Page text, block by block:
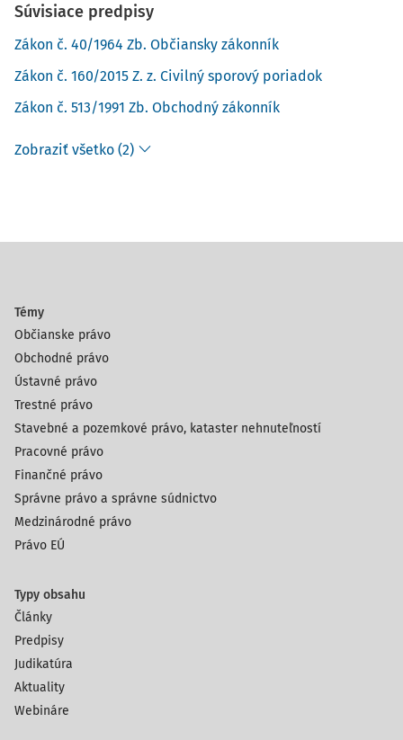
Súvisiace predpisy
Zákon č. 40/1964 Zb. Občiansky zákonník
Zákon č. 160/2015 Z. z. Civilný sporový poriadok
Zákon č. 513/1991 Zb. Obchodný zákonník
Zobraziť všetko (2)
Témy
Občianske právo
Obchodné právo
Ústavné právo
Trestné právo
Stavebné a pozemkové právo, kataster nehnuteľností
Pracovné právo
Finančné právo
Správne právo a správne súdnictvo
Medzinárodné právo
Právo EÚ
Typy obsahu
Články
Predpisy
Judikatúra
Aktuality
Webináre